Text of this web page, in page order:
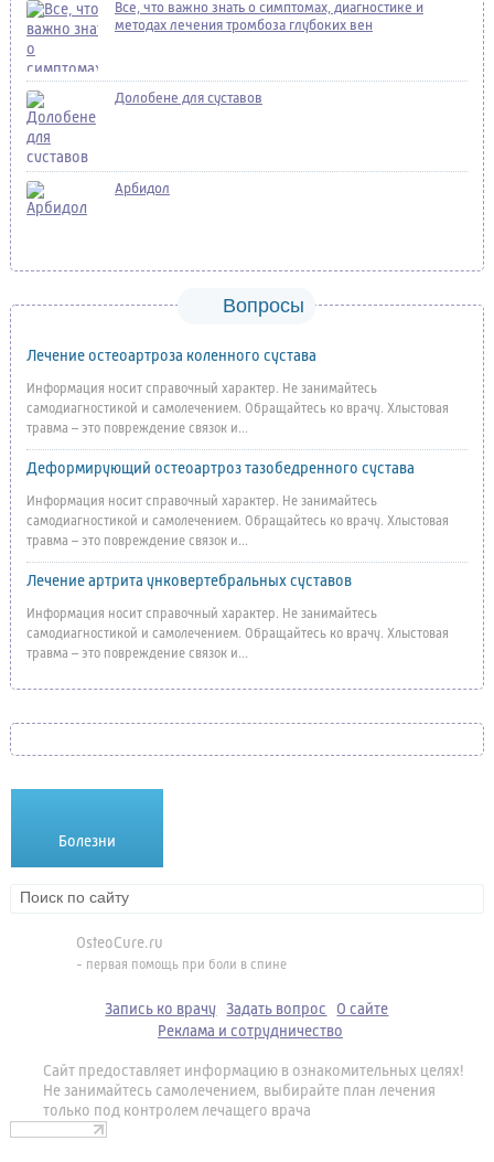
Все, что важно знать о симптомах, диагностике и
методах лечения тромбоза глубоких вен
Долобене для суставов
Арбидол
Вопросы
Лечение остеоартроза коленного сустава
Информация носит справочный характер. Не занимайтесь
самодиагностикой и самолечением. Обращайтесь ко врачу. Хлыстовая
травма – это повреждение связок и...
Деформирующий остеоартроз тазобедренного сустава
Информация носит справочный характер. Не занимайтесь
самодиагностикой и самолечением. Обращайтесь ко врачу. Хлыстовая
травма – это повреждение связок и...
Лечение артрита унковертебральных суставов
Информация носит справочный характер. Не занимайтесь
самодиагностикой и самолечением. Обращайтесь ко врачу. Хлыстовая
травма – это повреждение связок и...
Болезни
OsteoCure.ru
- первая помощь при боли в спине
Запись ко врачу Задать вопрос
О сайте
Реклама и сотрудничество
Сайт предоставляет информацию в ознакомительных целях!
Не занимайтесь самолечением, выбирайте план лечения
только под контролем лечащего врача